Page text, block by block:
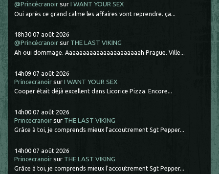
@Princécranoir surI WANT YOUR SEX
Oui après ce grand calme les affaires vont reprendre. ça...
18h30 07 août 2026
@Princécranoir sur THE LAST VIKING
Ah oui dommage. Aaaaaaaaaaaaaaaaaaaaaah Prague. Ville...
14h09 07 août 2026
Princecranoir surI WANT YOUR SEX
Cooper était déjà excellent dans Licorice Pizza. Encore...
14h00 07 août 2026
Princecranoir sur THE LAST VIKING
Grâce à toi, je comprends mieux l'accoutrement Sgt Pepper...
14h00 07 août 2026
Princecranoir sur THE LAST VIKING
Grâce à toi, je comprends mieux l'accoutrement Sgt Pepper...